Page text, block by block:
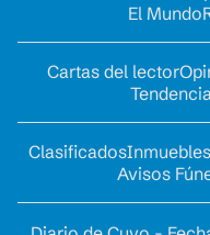
El Mundo
Cartas del lector
ClasificadosInmuebles
Avisos